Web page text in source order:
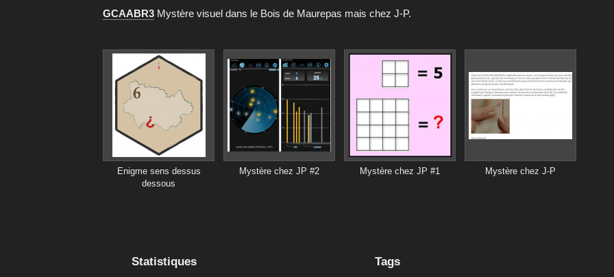
GCAABR3Mystère visuel dans le Bois de Maurepas mais chez J-P.
Enigme sens dessus
dessous
Mystère chez JP #2 Mystère chez JP #1 Mystère chez J-P
Statistiques Tags